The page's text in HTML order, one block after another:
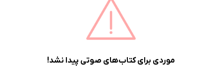
پرفروش‌ها
پربحث‌ها
موردی برای کتاب‌های صوتی پیدا نشد!